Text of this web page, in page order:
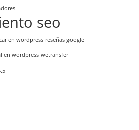
seo
en wordpress reseñas google
en wordpress wetransfer